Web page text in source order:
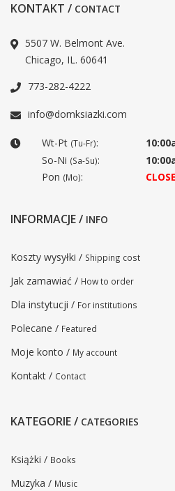
KONTAKT / CONTACT
5507 W. Belmont Ave.
Chicago, IL. 60641
773-282-4222
info@domksiazki.com
Wt-Pt (Tu-Fr):
So-Ni (Sa-Su):
Pon (Mo):
INFORMACJE / INFO
Koszty wysyłki / Shipping cost
Jak zamawiać / How to order
Dla instytucji / For institutions
Polecane / Featured
Moje konto / My account
Kontakt / Contact
KATEGORIE / CATEGORIES
Książki / Books
Muzyka / Music